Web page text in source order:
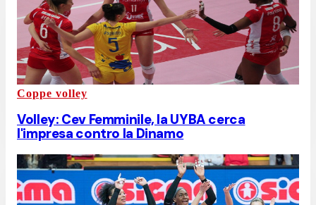
Coppe volley
Volley: Cev Femminile, la UYBA cerca
l'impresa contro la Dinamo